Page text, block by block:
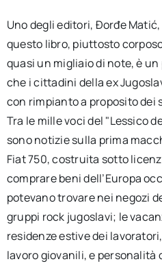
Uno degli editori, Đorđe
questo libro, piuttosto
quasi un migliaio di note, è
che i cittadini della ex
con rimpianto a proposito dei
Tra le mille voci del "Lessico
sono notizie sulla prima
Fiat 750, costruita sotto
comprare beni dell’Europa
potevano trovare nei negozi
gruppi rock jugoslavi; le
residenze estive dei
lavoro giovanili, e personalità